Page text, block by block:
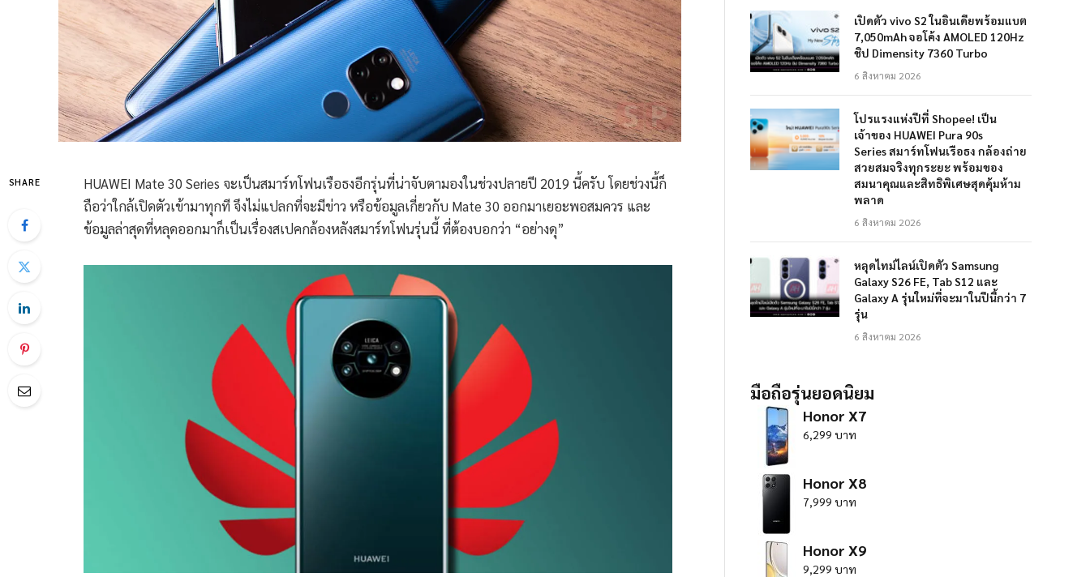
SHARE
HUAWEI Mate 30 Series จะเป็นสมาร์ทโฟนเรือธงอีกรุ่นที่น่าจับตามองในช่วงปลายปี 2019 นี้ครับ โดยช่วงนี้ก็
ถือว่าใกล้เปิดตัวเข้ามาทุกที จึงไม่แปลกที่จะมีข่าว หรือข้อมูลเกี่ยวกับ Mate 30 ออกมาเยอะพอสมควร และ
ข้อมูลล่าสุดที่หลุดออกมาก็เป็นเรื่องสเปคกล้องหลังสมาร์ทโฟนรุ่นนี้ ที่ต้องบอกว่า “อย่างดุ”
เปิดตัว vivo S2 ในอินเดียพร้อมแบต
7,050mAh จอโค้ง AMOLED 120Hz
ชิป Dimensity 7360 Turbo
6 สิงหาคม 2026
โปรแรงแห่งปีที่ Shopee! เป็น
เจ้าของ HUAWEI Pura 90s
Series สมาร์ทโฟนเรือธง กล้องถ่าย
สวยสมจริงทุกระยะ พร้อมของ
สมนาคุณและสิทธิพิเศษสุดคุ้มห้าม
พลาด
6 สิงหาคม 2026
หลุดไทม์ไลน์เปิดตัว Samsung
Galaxy S26 FE, Tab S12 และ
Galaxy A รุ่นใหม่ที่จะมาในปีนี้กว่า 7
รุ่น
6 สิงหาคม 2026
มือถือรุ่นยอดนิยม
Honor X7
6,299 บาท
Honor X8
7,999 บาท
Honor X9
9,299 บาท